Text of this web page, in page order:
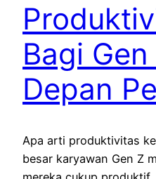
Bagi
Depan
Apa arti produktivitas
besar karyawan Gen Z